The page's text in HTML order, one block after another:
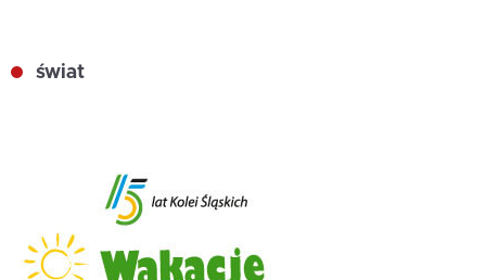
świat